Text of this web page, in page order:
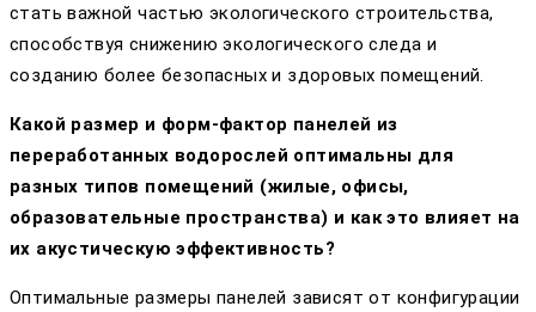
стать важной частью экологического строительства,
способствуя снижению экологического следа и
созданию более безопасных и здоровых помещений.
Какой размер и форм-фактор панелей из
переработанных водорослей оптимальны для
разных типов помещений (жилые, офисы,
образовательные пространства) и как это влияет на
их акустическую эффективность?
Оптимальные размеры панелей зависят от конфигурации